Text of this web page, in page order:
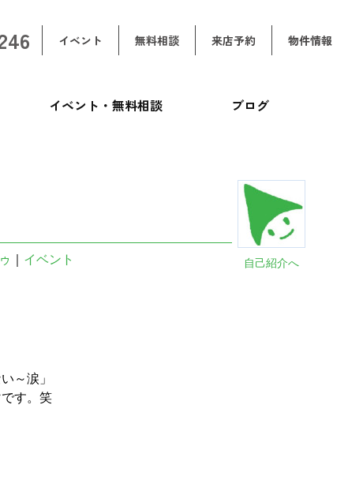
イベント 無料相談 来店予約 物件情報
イベント・無料相談 ブログ
自己紹介へ
イベント
～涙」
す。笑